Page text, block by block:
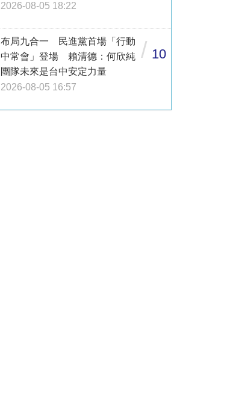
2026-08-05 18:22
布局九合一 民進黨首場「行動
中常會」登場 賴清德：何欣純
團隊未來是台中安定力量
2026-08-05 16:57
/ 10